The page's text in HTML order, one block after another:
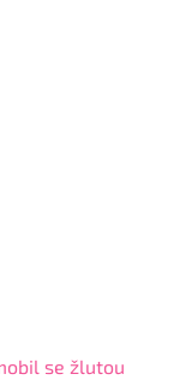
se žlutou